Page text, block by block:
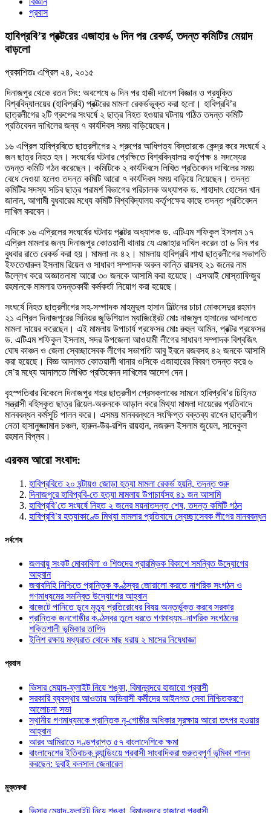
প্রবাস
হাবিপ্রবি’র প্রক্টরের এজাহার ৬ দিন পর রেকর্ড, তদন্ত কমিটির মেয়াদ
বাড়লো
প্রকাশিতঃ এপ্রিল ২৪, ২০১৫
দিনাজপুর থেকে রতন সিং: অবশেষে ৬ দিন পর হাজী দানেশ বিজ্ঞান ও প্রযুক্তি
বিশ্ববিদ্যালয়ের (হাবিপ্রবি) প্রক্টরের মামলা রেকর্ডভুক্ত করা হলো। হাবিপ্রবি’র
ছাত্রলীগের ২টি গ্রুপের সংঘর্ষে ২ ছাত্র নিহত হওয়ার ঘটনায় গঠিত তদন্ত কমিটি
প্রতিবেদন দাখিলের জন্য ৭ কার্যদিবস সময় বাড়িয়েছেন।
১৬ এপ্রিল হাবিপ্রবিতে ছাত্রলীগের ২ গ্রুপের আধিপত্য বিস্তারকে কেন্দ্র করে সংঘর্ষে ২
জন ছাত্র নিহত হন। সংঘর্ষের ঘটনার প্রেক্ষিতে বিশ্ববিদ্যালয় কর্তৃপক্ষ ৪ সদস্যের
তদন্ত কমিটি গঠন করেছেন। কমিটিকে ২ কার্যদিবসে লিখিত প্রতিবেদন দাখিলের সময়
বেধে দেওয়া হলেও তদন্ত কমিটি আরো ৭ কার্যদিবস সময় বাড়িয়ে নিয়েছেন। তদন্ত
কমিটির সদস্য সচিব ছাত্র পরামর্শ বিভাগের পরিচালক অধ্যাপক ড. শাহাদাৎ হোসেন খান
জানান, আগামী বুধবারের মধ্যে কমিটি বিশ্ববিদ্যালয় কর্তৃপক্ষের কাছে তদন্ত প্রতিবেদন
দাখিল করবেন।
এদিকে ১৬ এপ্রিলের সংঘর্ষের ঘটনায় প্রক্টর অধ্যাপক ড. এটিএম শফিকুল ইসলাম ১৭
এপ্রিল মামলার জন্য দিনাজপুর কোতয়ালী থানায় যে এজাহার দাখিল করেন তা ৬ দিন পর
বুধবার রাতে রেকর্ড করা হয়। মামলা নং ৪২। মামলায় হাবিপ্রবি শাখা ছাত্রলীগের সভাপতি
ইফতেখারুল ইসলাম রিয়েল ও সাধারণ সম্পাদক অরুন কান্তি রায়সহ ২১ জনের নাম
উল্লেখ করে অজ্ঞাতনামা আরো ৩০ জনকে আসামি করা হয়েছে। এসআই মোস্তাফিজুর
রহমানকে মামলার তদন্তকারী কর্মকর্তা নিয়োগ করা হয়েছে।
সংঘর্ষে নিহত ছাত্রলীগের সহ-সম্পাদক মাহমুদুল হাসান মিল্টনের চাচা মোকসেদুর রহমান
২১ এপ্রিল দিনাজপুরের সিনিয়র জুডিশিয়াল ম্যাজিষ্ট্রেট মোঃ নাজমুল হাসানের আদালতে
মামলা দায়ের করেছেন। এই মামলায় উপাচার্য প্রফেসর মোঃ রুহুল আমিন, প্রক্টর প্রফেসর
ড. এটিএম শফিকুল ইসলাম, সদর উপজেলা আওয়ামী লীগের সাধারণ সম্পাদক বিশ্বজিৎ
ঘোষ কাঞ্চন ও জেলা স্বেচ্ছাসেবক লীগের সভাপতি আবু ইবনে রজবসহ ৪২ জনকে আসামি
করা হয়েছে। বিজ্ঞ আদালত কোতয়ালী থানার ওসিকে এজাহারের বিবরণ তদন্ত করে ৬
মে’র মধ্যে আদালতে লিখিত প্রতিবেদন দাখিলের আদেশ দেন।
বৃহস্পতিবার বিকেলে দিনাজপুর শহর ছাত্রলীগ প্রেসক্লাবের সামনে হাবিপ্রবি’র চিহ্নিত
সন্ত্রাসী বহিস্কৃত ছাত্র রিয়েল-অরুনকে আড়াল করে মিথ্যা মামলা দায়েরের প্রতিবাদে
মানববন্ধন কর্মসূচি পালন করে। এসময় মানববন্ধনে সংক্ষিপ্ত বক্তব্য রাখেন ছাত্রলীগ
নেতা হাসানুজ্জামান চঞ্চল, হারুন-উর-রশিদ রায়হান, নজরুল ইসলাম জুয়েল, সাদেকুল
রহমান বিপ্লব।
এরকম আরো সংবাদ:
হাবিপ্রবিতে ২০ ঘন্টায়ও জোড়া হত্যা মামলা রেকর্ড হয়নি, তদন্ত শুরু
দিনাজপুরে হাবিপ্রবি-তে হত্যা মামলায় উপাচার্যসহ ৪১ জন আসামি
হাবিপ্রবি’তে সংঘর্ষে নিহত ২ জনের ময়নাতদন্ত শেষ, তদন্ত কমিটি গঠন
হাবিপ্রবি’র হত্যাকাণ্ডে মিথ্যা মামলার প্রতিবাদে স্বেচ্ছাসেবক লীগের মানববন্ধন
সর্বশেষ
জলবায়ু সংকট মোকাবিলা ও শিশুদের প্রারম্ভিক বিকাশে সমন্বিত উদ্যোগের
আহ্বান
জবাবদিহি নিশ্চিতে প্রান্তিক কণ্ঠস্বর জোরালো করতে নাগরিক সংগঠন ও
গণমাধ্যমের সমন্বিত উদ্যোগের আহ্বান
বাজেটে পানিতে ডুবে মৃত্যু প্রতিরোধের বিষয় অন্তর্ভুক্ত করবে সরকার
প্রান্তিক জনগোষ্ঠীর কণ্ঠস্বর তুলে ধরতে গণমাধ্যম–নাগরিক সংগঠনের
শক্তিশালী ভূমিকার তাগিদ
ইলিশ রক্ষায় মধ্যরাত থেকে মাছ ধরায় ২ মাসের নিষেধাজ্ঞা
প্রবাস
ভিসার মেয়াদ-ফ্লাইট নিয়ে শঙ্কা, বিমানবন্দরে হাজারো প্রবাসী
সরকারি ব্যবস্থার আওতায় অভিবাসী কর্মীদের আইনগত সেবা নিশ্চিতকরণে
আলোচনা সভা
স্থানীয় গণমাধ্যমকে প্রান্তিক নৃ-গোষ্ঠীর অধিকার সুরক্ষায় আরো তৎপর হওয়ার
আহ্বান
আরব আমিরাতে দণ্ডপ্রাপ্ত ৫৭ বাংলাদেশিকে ক্ষমা
বাংলাদেশের ইতিবাচক ব্র্যান্ডিংয়ে প্রবাসী সাংবাদিকরা গুরুত্বপূর্ণ ভূমিকা পালন
করছেন: দুবাই কনসাল জেনারেল
মুক্তকথা
ভিসার মেয়াদ-ফ্লাইট নিয়ে শঙ্কা, বিমানবন্দরে হাজারো প্রবাসী